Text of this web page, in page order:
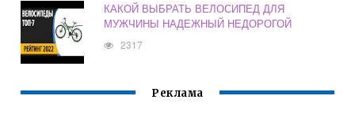
КАКОЙ ВЫБРАТЬ ВЕЛОСИПЕД ДЛЯ
МУЖЧИНЫ НАДЕЖНЫЙ НЕДОРОГОЙ
2317
Реклама